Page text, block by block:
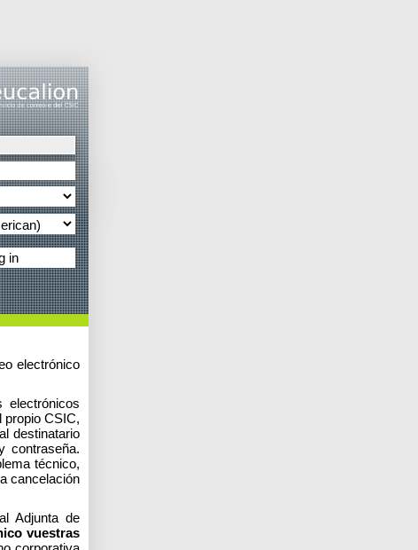
electrónico
propio CSIC,
destinatario
contraseña.
técnico,
cancelación
Adjunta de
vuestras